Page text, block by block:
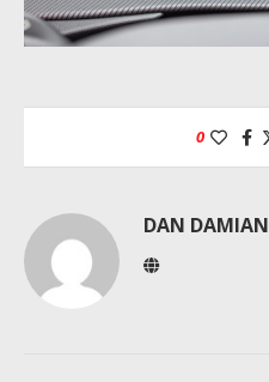
0
DAN DAMIAN